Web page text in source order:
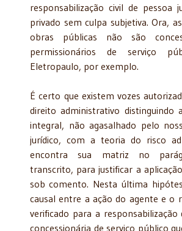
responsabilização civil de pessoa
privado sem culpa subjetiva. Ora,
obras públicas não são
permissionários de serviço
Eletropaulo, por exemplo.
É certo que existem vozes
direito administrativo distinguindo
integral, não agasalhado pelo
jurídico, com a teoria do risco
encontra sua matriz no
transcrito, para justificar a
sob comento. Nesta última
causal entre a ação do agente e o
verificado para a
concessionária de serviço público